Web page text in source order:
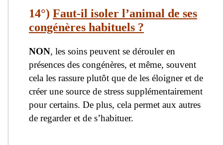
14°) Faut-il isoler l’animal de ses
congénères habituels ?
NON, les soins peuvent se dérouler en
présences des congénères, et même, souvent
cela les rassure plutôt que de les éloigner et de
créer une source de stress supplémentairement
pour certains. De plus, cela permet aux autres
de regarder et de s’habituer.